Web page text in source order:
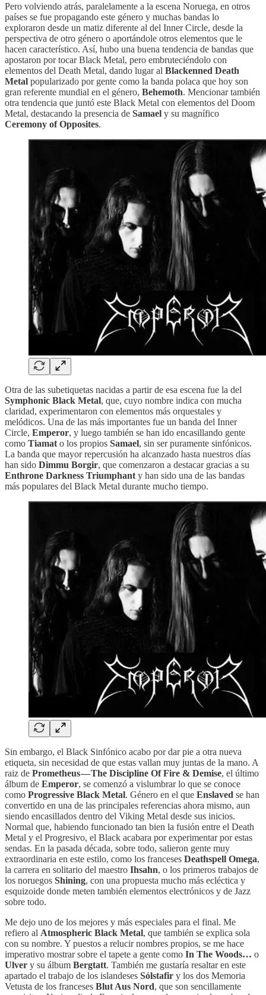
Pero volviendo atrás, paralelamente a la escena Noruega, en otros
países se fue propagando este género y muchas bandas lo
exploraron desde un matiz diferente al del Inner Circle, desde la
perspectiva de otro género o aportándole otros elementos que le
hacen característico. Así, hubo una buena tendencia de bandas que
apostaron por tocar Black Metal, pero embruteciéndolo con
elementos del Death Metal, dando lugar al Blackenned Death
Metal popularizado por gente como la banda polaca que hoy son
gran referente mundial en el género, Behemoth. Mencionar también
otra tendencia que juntó este Black Metal con elementos del Doom
Metal, destacando la presencia de Samael y su magnífico
Ceremony of Opposites.
Otra de las subetiquetas nacidas a partir de esa escena fue la del
Symphonic Black Metal, que, cuyo nombre indica con mucha
claridad, experimentaron con elementos más orquestales y
melódicos. Una de las más importantes fue un banda del Inner
Circle, Emperor, y luego también se han ido encasillando gente
como Tiamat o los propios Samael, sin ser puramente sinfónicos.
La banda que mayor repercusión ha alcanzado hasta nuestros días
han sido Dimmu Borgir, que comenzaron a destacar gracias a su
Enthrone Darkness Triumphant y han sido una de las bandas
más populares del Black Metal durante mucho tiempo.
Sin embargo, el Black Sinfónico acabo por dar pie a otra nueva
etiqueta, sin necesidad de que estas vallan muy juntas de la mano. A
raiz de Prometheus — The Discipline Of Fire & Demise, el último
álbum de Emperor, se comenzó a vislumbrar lo que se conoce
como Progressive Black Metal. Género en el que Enslaved se han
convertido en una de las principales referencias ahora mismo, aun
siendo encasillados dentro del Viking Metal desde sus inicios.
Normal que, habiendo funcionado tan bien la fusión entre el Death
Metal y el Progresivo, el Black acabara por experimentar por estas
sendas. En la pasada década, sobre todo, salieron gente muy
extraordinaria en este estilo, como los franceses Deathspell Omega,
la carrera en solitario del maestro Ihsahn, o los primeros trabajos de
los noruegos Shining, con una propuesta mucho más ecléctica y
esquizoide donde meten también elementos electrónicos y de Jazz
sobre todo.
Me dejo uno de los mejores y más especiales para el final. Me
refiero al Atmospheric Black Metal, que también se explica sola
con su nombre. Y puestos a relucir nombres propios, se me hace
imperativo mostrar sobre el tapete a gente como In The Woods… o
Ulver y su álbum Bergtatt. También me gustaría resaltar en este
apartado el trabajo de los islandeses Sólstafir y los dos Memoria
Vetusta de los franceses Blut Aus Nord, que son sencillamente